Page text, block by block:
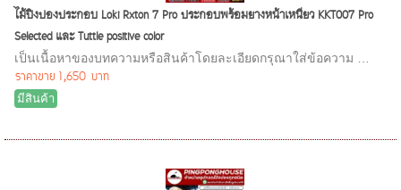
ไม้ปิงปองประกอบ Loki Rxton 7 Pro ประกอบพร้อมยางหน้าเหนียว KKT007 Pro
Selected และ Tuttle positive color
เป็นเนื้อหาของบทความหรือสินค้าโดยละเอียดกรุณาใส่ข้อความ …
ราคาขาย 1,650 บาท
มีสินค้า